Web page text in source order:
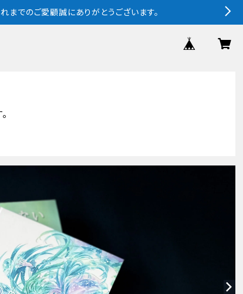
までのご愛顧誠にありがとうございます。